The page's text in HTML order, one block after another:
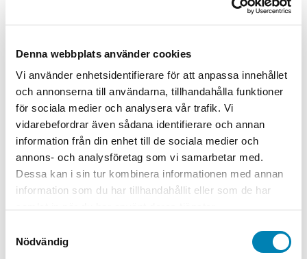
Denna webbplats använder cookies
Vi använder enhetsidentifierare för att anpassa innehållet
och annonserna till användarna, tillhandahålla funktioner
för sociala medier och analysera vår trafik. Vi
vidarebefordrar även sådana identifierare och annan
information från din enhet till de sociala medier och
annons- och analysföretag som vi samarbetar med.
Dessa kan i sin tur kombinera informationen med annan
information som du har tillhandahållit eller som de har
Nödvändig
Den här produkten har flera varianter. De olika
alternativen kan väljas på produktsidan
Medalj Neutral Brons 45mm
19,90kr15,92kr ink. momsex. moms
Välj alternativ
Den här produkten har flera varianter. De olika
alternativen kan väljas på produktsidan